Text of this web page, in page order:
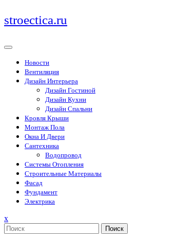
Перейти
к
stroectica.ru
Новости
Вентиляция
Дизайн Интерьера
Дизайн Гостиной
Дизайн Кухни
Дизайн Спальни
Кровля Крыши
Монтаж Пола
Окна И Двери
Сантехника
Водопровод
Системы Отопления
Строительные Материалы
Фасад
Фундамент
Электрика
xЗакрыть
меню
Поиск